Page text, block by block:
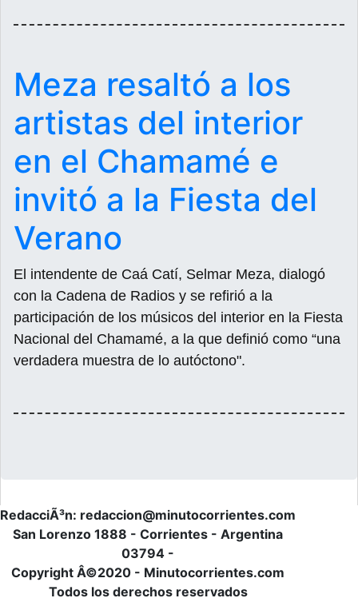
Meza resaltó a los
artistas del interior
en el Chamamé e
invitó a la Fiesta del
Verano
El intendente de Caá Catí, Selmar Meza, dialogó
con la Cadena de Radios y se refirió a la
participación de los músicos del interior en la Fiesta
Nacional del Chamamé, a la que definió como “una
verdadera muestra de lo autóctono".
RedacciÃ³n: redaccion@minutocorrientes.com
San Lorenzo 1888 - Corrientes - Argentina
03794 -
Copyright Â©2020 - Minutocorrientes.com
Todos los derechos reservados